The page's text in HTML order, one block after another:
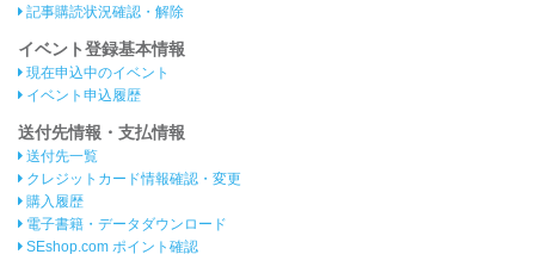
記事購読状況確認・解除
イベント登録基本情報
現在申込中のイベント
イベント申込履歴
送付先情報・支払情報
送付先一覧
クレジットカード情報確認・変更
購入履歴
電子書籍・データダウンロード
SEshop.com ポイント確認